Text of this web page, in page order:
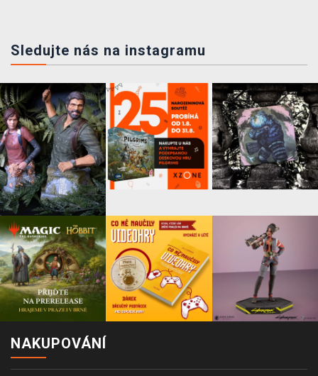
Sledujte nás na instagramu
NAKUPOVÁNÍ